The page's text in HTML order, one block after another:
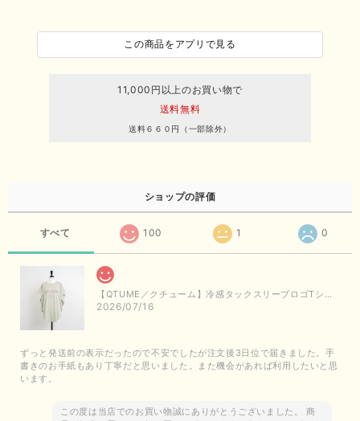
この商品をアプリで見る
11,000円以上のお買い物で
送料無料
送料６６０円（一部除外）
ショップの評価
すべて 100 1 0
【QTUME／クチューム】冷感タックスリーブロゴTシャツ（ライトグレー）
2026/07/16
ずっと発送前の表示だったので不安でしたが注文後3日位で届きました。手
書きのお手紙もあり丁寧だと思いました。また機会があれば利用したいと思
います。
この度は当店でのお買い物誠にありがとうございました。 商